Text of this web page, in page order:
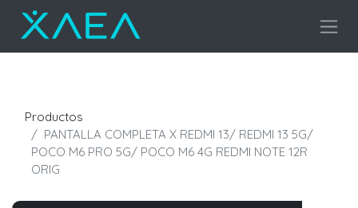
Productos
PANTALLA COMPLETA X REDMI 13/ REDMI 13 5G/
POCO M6 PRO 5G/ POCO M6 4G REDMI NOTE 12R
ORIG